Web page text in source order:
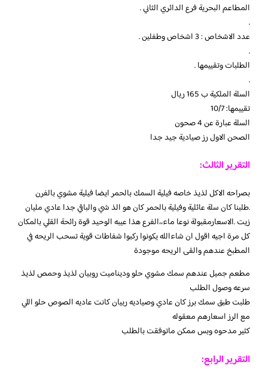
المطاعم البحرية فرع الدائري الثاني .
.
عدد الاشخاص : 3 اشخاص وطفلين .
.
الطلبات وتقييمها .
.
السلة الملكية ب 165 ريال
تقييمها: 10/7
السلة عبارة عن 4 صحون
الصحن الاول رز صيادية جيد جدا
التقرير الثالث:
بصراحه الاكل لذيذ خاصه فيلية السمك بالحمر ايضا فيلية مشوي بالفرن
.طلبنا كان سلة عائلية وفيلية بالحمر كان هو الذ شي والباقي جدا عادي مليان
زيت .الاسعارمقبولة نوعا ماء،،الفرع هذا عيبه الوحيد قوة رائحة القلي بالمكان
كل مرة اجيه اقول ان شاءالله يكونوا ركبوا شفاطات قوية تسحب الريحه في
المطبخ عندهم والقى الريحه موجودة
مطعم جميل عندهم سمك مشوي حلو وديناميت روبيان لذيذ وحمص لذيذ
سرعه وصول الطلب
طلبت طبق سمك برز كان عادي وصياديه ربيان كانت عاديه الصوص حلو اللي
مع الرز اسعارهم معقوله
كثير مدحوه وبس ممكن ماتوفقت بالطلب
التقرير الرابع: